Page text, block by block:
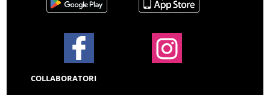
COLLABORATORI